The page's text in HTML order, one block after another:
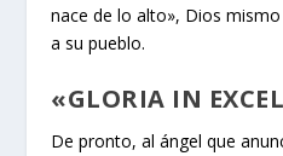
nace de lo alto», Dios
a su pueblo.
«GLORIA IN
De pronto, al ángel que